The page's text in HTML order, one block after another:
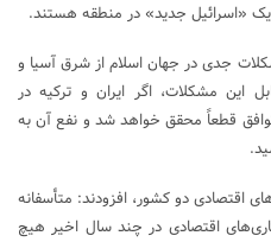
یک «اسرائیل جدید» در منطقه هستند.
جدی در جهان اسلام از شرق آسیا و
این مشکلات، اگر ایران و ترکیه در
قطعاً محقق خواهد شد و نفع آن به
اقتصادی دو کشور، افزودند: متأسفانه
اقتصادی در چند سال اخیر هیچ